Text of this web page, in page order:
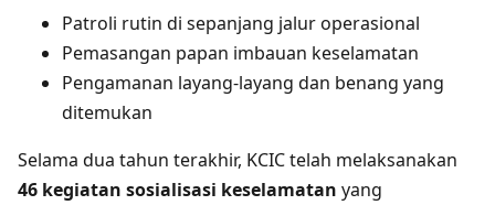
Patroli rutin di sepanjang jalur operasional
Pemasangan papan imbauan keselamatan
Pengamanan layang-layang dan benang yang
ditemukan
Selama dua tahun terakhir, KCIC telah melaksanakan
46 kegiatan sosialisasi keselamatan yang